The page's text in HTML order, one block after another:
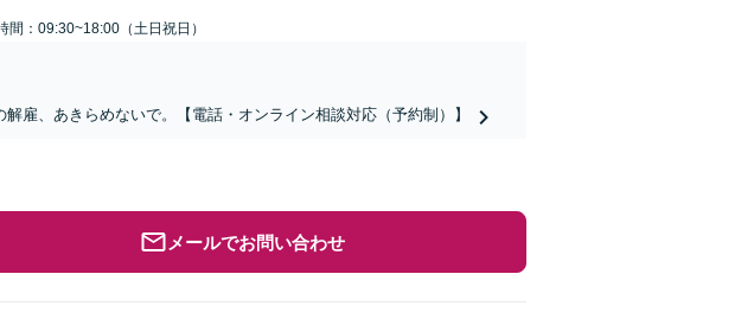
間：09:30~18:00（土日祝日）
雇、あきらめないで。【電話・オンライン相談対応（予約制）】
メールでお問い合わせ